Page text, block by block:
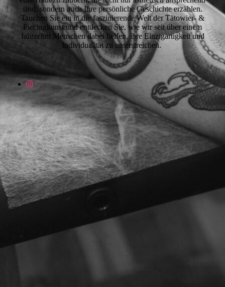
sind, sondern auch Ihre persönliche Geschichte erzählen.
Tauchen Sie ein in die faszinierende Welt der Tätowier- &
Piecingkunst und entdecken Sie, wie wir seit über einem
Jahrzehnt Menschen dabei helfen, ihre Einzigartigkeit und
Individualität zu unterstreichen.